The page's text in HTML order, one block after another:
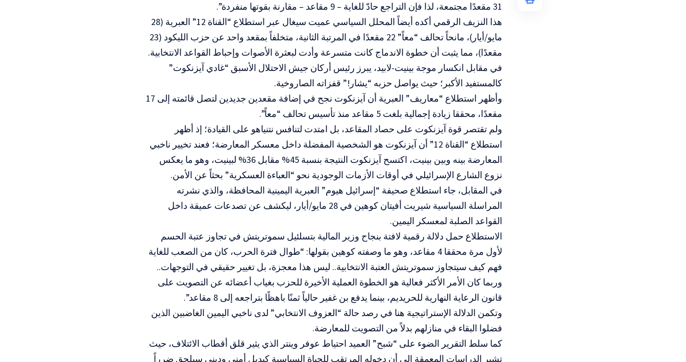
31 مقعدًا مجتمعة، لذا فإن التراجع حادّ للغاية – 9 مقاعد – مقارنة بقوتها منفردة”.
هذا النزيف الرقمي أكده أيضاً المحلل السياسي عميت سيغال عبر استطلاع “القناة 12” العبرية (28
مايو/أيار)، مانحاً تحالف “معاً” 22 مقعدًا في المرتبة الثانية، متخلفاً بمقعد واحد عن حزب الليكود (23
مقعدًا)، مما يثبت أن خطوة الاندماج كانت متسرعة وأدت لبعثرة الأصوات وإحباط القواعد الانتخابية.
في مقابل انكسار موجة بينيت-لابيد، يبرز رئيس أركان جيش الاحتلال الأسبق “غادي آيزنكوت”
كالمستفيد الأكبر؛ حيث يواصل حزبه “يشار!” قفزاته الصاروخية.
وأظهر استطلاع “معاريف” العبرية أن آيزنكوت نجح في إضافة مقعدين جديدين لتصل قائمته إلى 17
مقعدًا، محققا زيادة إجمالية بلغت 5 مقاعد منذ تأسيس تحالف “معاً”.
ولم تقتصر قوة آيزنكوت على حصاد المقاعد، بل امتدت لتنافس نتنياهو على القيادة؛ إذ أظهر
استطلاع “القناة 12” أن آيزنكوت هو الشخصية المفضلة داخل معسكر المعارضة؛ فعند تخيير ناخبي
المعارضة بينه وبين بينيت، اكتسح آيزنكوت النتيجة بنسبة 45% مقابل 36% لبينيت، وهو ما يعكس
نزوع الشارع الإسرائيلي في أوقات الأزمات الوجودية نحو “العباءة العسكرية” بحثاً عن الأمن.
في المقابل، جاء استطلاع صحيفة “إسرائيل هيوم” العبرية اليمينية المحافظة، والذي نشرته
المراسلة السياسية شيريت أفيتان كوهين في 28 مايو/أيار، ليكشف عن تصدعات عميقة داخل
القواعد الصلبة لمعسكر اليمين.
الاستطلاع حمل دلالة رقمية لافتة بنجاح وزير المالية بتسلئيل سموتريتش في تجاوز عتبة الحسم
لأول مرة محققا 4 مقاعد، وهو ما وصفته كوهين بقولها: “طوال فترة الحرب، كان من الصعب للغاية
فهم كيف سيتجاوز سموتريتش العتبة الانتخابية.. ليس هذا معجزة، بل تغيير حقيقي في التوجهات..
وربما كان الأمر الأكثر فعالية هو الخطوة العملية الأخيرة للحزب بغياب أعضائه عن التصويت على
قانون الرعاية النهارية للحريديم، بينما يدفع بن غفير حالياً ثمنًا باهظًا بتراجعه إلى 8 مقاعد”.
وتكمن الدلالة الإستراتيجية هنا في رصد حالة “العزوف الانتخابي” لدى ناخبي اليمين الغاضبين الذين
فضلوا البقاء في منازلهم بدلاً من التصويت للمعارضة.
كما سلط التقرير الضوء على “شبح” العميد احتياط عوفر وينتر الذي يثير قلق أقطاب الائتلاف، حيث
تشير الدراسات المعمقة إلى أن دخوله المرتقب للحياة السياسية كبديل أمني وديني سيلحق ضرراً